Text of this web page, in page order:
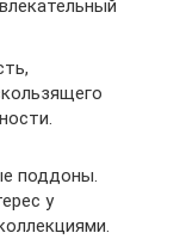
поддоны.
у